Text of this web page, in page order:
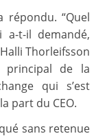
“Quel
a-t-il demandé,
Thorleifsson
principal de la
qui s’est
part du CEO.
sans retenue